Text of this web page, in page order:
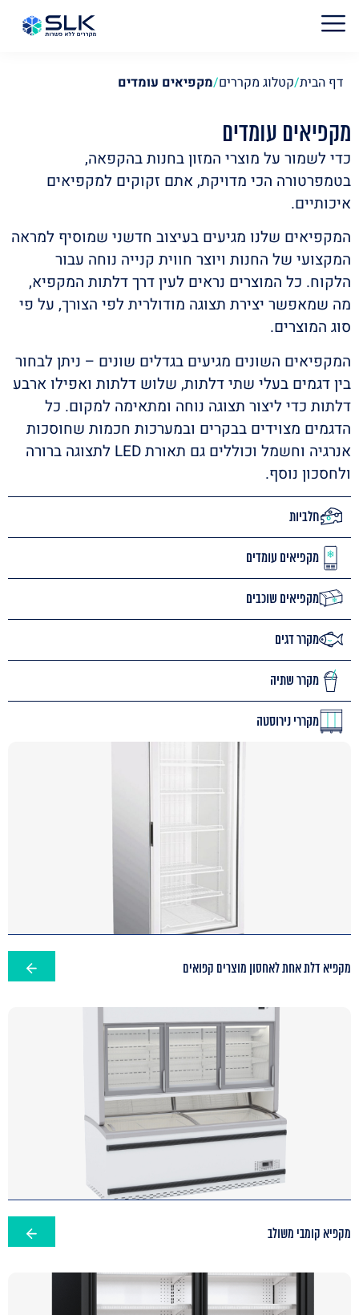
דף הבית/קטלוג מקררים/מקפיאים עומדים
מקפיאים עומדים
כדי לשמור על מוצרי המזון בחנות בהקפאה,
בטמפרטורה הכי מדויקת, אתם זקוקים למקפיאים
איכותיים.
המקפיאים שלנו מגיעים בעיצוב חדשני שמוסיף למראה
המקצועי של החנות ויוצר חווית קנייה נוחה עבור
הלקוח. כל המוצרים נראים לעין דרך דלתות המקפיא,
מה שמאפשר יצירת תצוגה מודולרית לפי הצורך, על פי
סוג המוצרים.
המקפיאים השונים מגיעים בגדלים שונים – ניתן לבחור
בין דגמים בעלי שתי דלתות, שלוש דלתות ואפילו ארבע
דלתות כדי ליצור תצוגה נוחה ומתאימה למקום. כל
הדגמים מצוידים בבקרים ובמערכות חכמות שחוסכות
אנרגיה וחשמל וכוללים גם תאורת LED לתצוגה ברורה
ולחסכון נוסף.
חלביות
מקפיאים עומדים
מקפיאים שוכבים
מקרר דגים
מקרר שתיה
מקררי נירוסטה
מקפיא דלת אחת לאחסון מוצרים קפואים
מקפיא קומבי משולב